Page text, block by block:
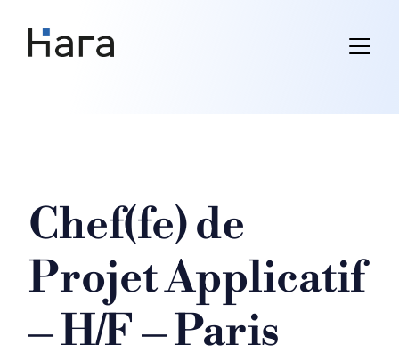
content
Chef(fe) de
Projet Applicatif
– H/F – Paris